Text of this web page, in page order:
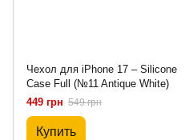
Чехол для iPhone 17 – Silicone
Case Full (№11 Antique White)
449 грн 549 грн
Купить